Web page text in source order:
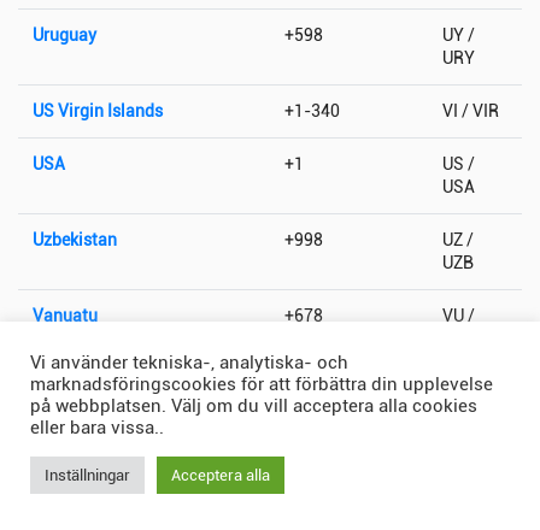
Uruguay +598
UY /
URY
US Virgin Islands +1-340 VI / VIR
USA +1
US /
USA
Uzbekistan +998
UZ /
UZB
Vanuatu +678
VU /
Vatikanstaten +379 VA / VAT
Vi använder tekniska-, analytiska- och
marknadsföringscookies för att förbättra din upplevelse
på webbplatsen. Välj om du vill acceptera alla cookies
eller bara vissa..
Inställningar Acceptera alla